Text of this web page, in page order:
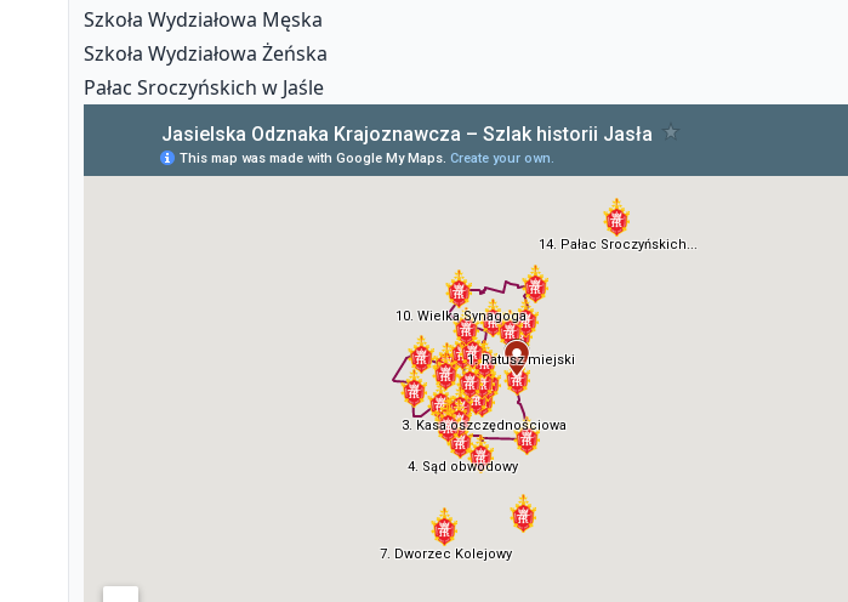
Szkoła Wydziałowa Męska
Szkoła Wydziałowa Żeńska
Pałac Sroczyńskich w Jaśle